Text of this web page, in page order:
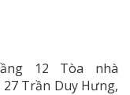
12 Tòa nhà
Trần Duy Hưng,